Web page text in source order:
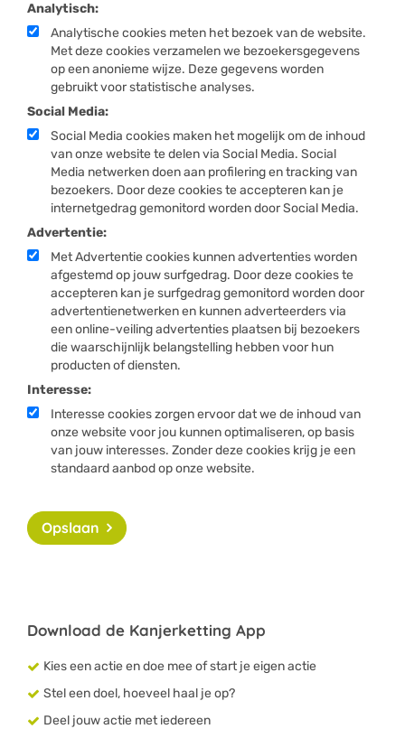
Analytisch:
Analytische cookies meten het bezoek van de website.
Met deze cookies verzamelen we bezoekersgegevens
op een anonieme wijze. Deze gegevens worden
gebruikt voor statistische analyses.
Social Media:
Social Media cookies maken het mogelijk om de inhoud
van onze website te delen via Social Media. Social
Media netwerken doen aan profilering en tracking van
bezoekers. Door deze cookies te accepteren kan je
internetgedrag gemonitord worden door Social Media.
Advertentie:
Met Advertentie cookies kunnen advertenties worden
afgestemd op jouw surfgedrag. Door deze cookies te
accepteren kan je surfgedrag gemonitord worden door
advertentienetwerken en kunnen adverteerders via
een online-veiling advertenties plaatsen bij bezoekers
die waarschijnlijk belangstelling hebben voor hun
producten of diensten.
Interesse:
Interesse cookies zorgen ervoor dat we de inhoud van
onze website voor jou kunnen optimaliseren, op basis
van jouw interesses. Zonder deze cookies krijg je een
standaard aanbod op onze website.
Opslaan
Download de Kanjerketting App
Kies een actie en doe mee of start je eigen actie
Stel een doel, hoeveel haal je op?
Deel jouw actie met iedereen